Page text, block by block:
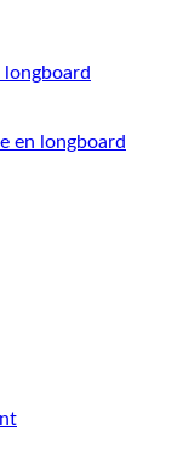
longboard
en longboard